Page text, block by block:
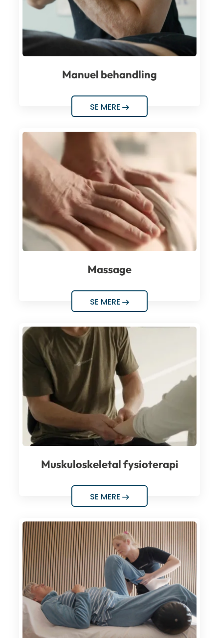
Manuel behandling
SE MERE
Massage
SE MERE
Muskuloskeletal fysioterapi
SE MERE